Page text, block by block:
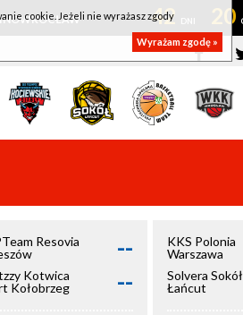
42 20
Resovia
--
Kotwica
Kołobrzeg
--
KKS Polonia
Warszawa
Solvera Sokół
Łańcut
cookie. Jeżeli nie wyrażasz zgody
Wyrażam zgodę »